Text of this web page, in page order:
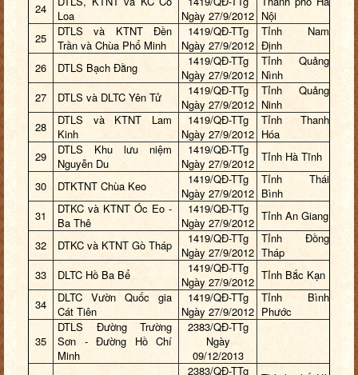
24
Loa
Ngày 27/9/2012 Nội
25
DTLS và KTNT Đền
Trần và Chùa Phổ Minh
1419/QĐ-TTg
Ngày 27/9/2012
Tỉnh Nam
Định
26
DTLS Bạch Đằng
1419/QĐ-TTg
Ngày 27/9/2012
Tỉnh Quảng
Nình
27
DTLS và DLTC Yên Tử
1419/QĐ-TTg
Ngày 27/9/2012
Tỉnh Quảng
Ninh
28
DTLS và KTNT Lam
Kinh
1419/QĐ-TTg
Ngày 27/9/2012
Tỉnh Thanh
Hóa
29
DTLS Khu lưu niệm
Nguyễn Du
1419/QĐ-TTg
Ngày 27/9/2012 Tỉnh Hà Tĩnh
30
DTKTNT Chùa Keo
1419/QĐ-TTg
Ngày 27/9/2012
Tỉnh Thái
Bình
31
DTKC và KTNT Óc Eo -
Ba Thê
1419/QĐ-TTg
Ngày 27/9/2012 Tỉnh An Giang
32
DTKC và KTNT Gò Tháp
1419/QĐ-TTg
Ngày 27/9/2012
Tỉnh Đồng
Tháp
33
DLTC Hồ Ba Bể
1419/QĐ-TTg
Ngày 27/9/2012 Tỉnh Bắc Kạn
34
DLTC Vườn Quốc gia
Cát Tiên
1419/QĐ-TTg
Ngày 27/9/2012
Tỉnh Bình
Phước
35
DTLS Đường Trường
Sơn - Đường Hồ Chí
Minh
2383/QĐ-TTg
Ngày
09/12/2013
2383/QĐ-TTg